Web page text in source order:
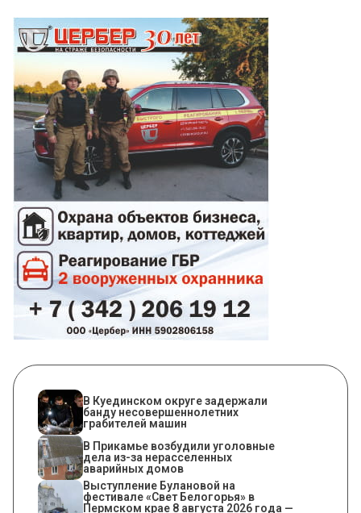
В Куединском округе задержали
банду несовершеннолетних
грабителей машин
В Прикамье возбудили уголовные
дела из-за нерасселенных
аварийных домов
Выступление Булановой на
фестивале «Свет Белогорья» в
Пермском крае 8 августа 2026 года —